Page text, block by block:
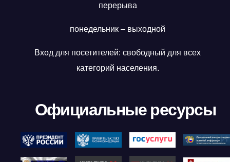
перерыва
понедельник – выходной
Вход для посетителей: свободный для всех
категорий населения.
Официальные ресурсы